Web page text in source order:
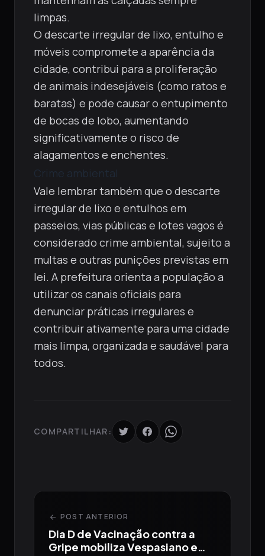
limpas.
O descarte irregular de lixo, entulho e
móveis compromete a aparência da
cidade, contribui para a proliferação
de animais indesejáveis (como ratos e
baratas) e pode causar o entupimento
de bocas de lobo, aumentando
significativamente o risco de
alagamentos e enchentes.
Crime ambiental
Vale lembrar também que o descarte
irregular de lixo e entulhos em
passeios, vias públicas e lotes vagos é
considerado crime ambiental, sujeito a
multas e outras punições previstas em
lei. A prefeitura orienta a população a
utilizar os canais oficiais para
denunciar práticas irregulares e
contribuir ativamente para uma cidade
mais limpa, organizada e saudável para
todos.
COMPARTILHAR:
arrow_back POST ANTERIOR
Dia D de Vacinação contra a
Gripe mobiliza Vespasiano e